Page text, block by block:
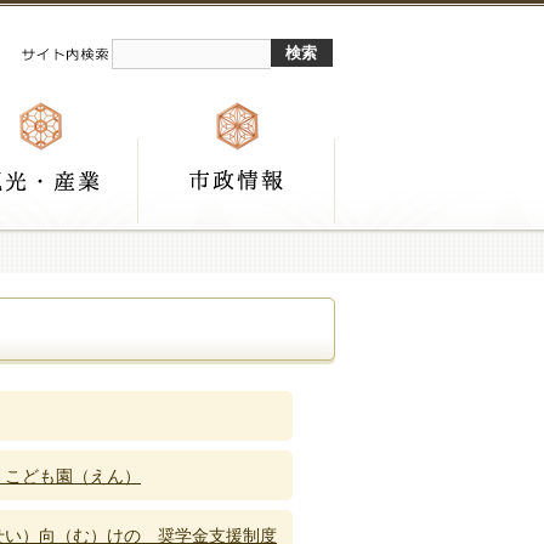
ども園（えん）
い）向（む）けの 奨学金支援制度